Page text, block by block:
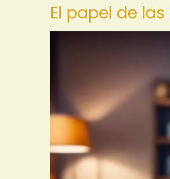
El papel de las